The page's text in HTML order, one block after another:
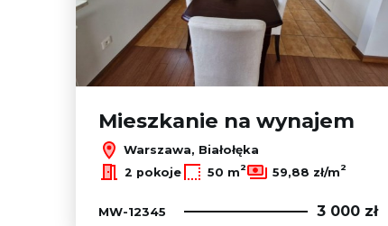
Mieszkanie na wynajem
Warszawa, Białołęka
2 pokoje 50 m2 59,88 zł/m2
MW-12345 3 000 zł